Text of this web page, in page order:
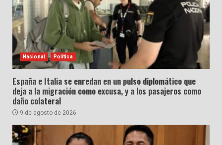
Nacional Política
España e Italia se enredan en un pulso diplomático que
deja a la migración como excusa, y a los pasajeros como
daño colateral
9 de agosto de 2026